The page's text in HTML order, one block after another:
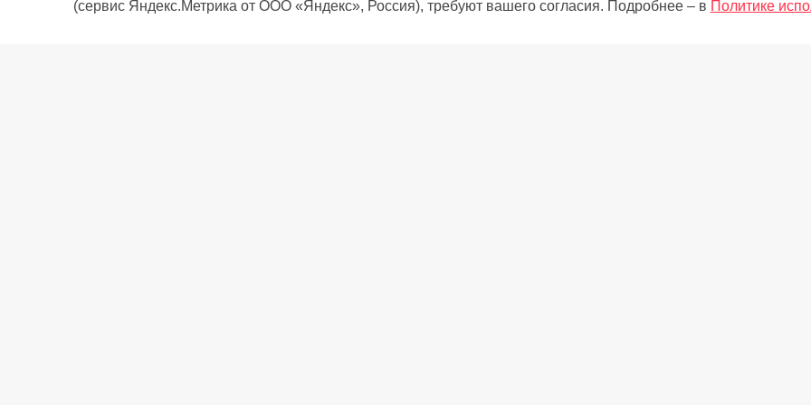
(сервис Яндекс.Метрика от ООО «Яндекс», Россия), требуют вашего согласия. Подробнее – в Политике